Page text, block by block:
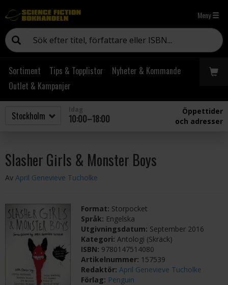
Meny
Sortiment Tips & Topplistor
Nyheter & Kommande
Outlet & Kampanjer
10:00–18:00
Öppettider
och adresser
Slasher Girls & Monster Boys
Av April Genevieve Tucholke
Format: Storpocket
Språk: Engelska
Utgivningsdatum: September 2016
Kategori:Antologi (Skräck)
ISBN: 9780147514080
Artikelnummer: 157539
Redaktör:April Genevieve Tucholke
Förlag: Penguin